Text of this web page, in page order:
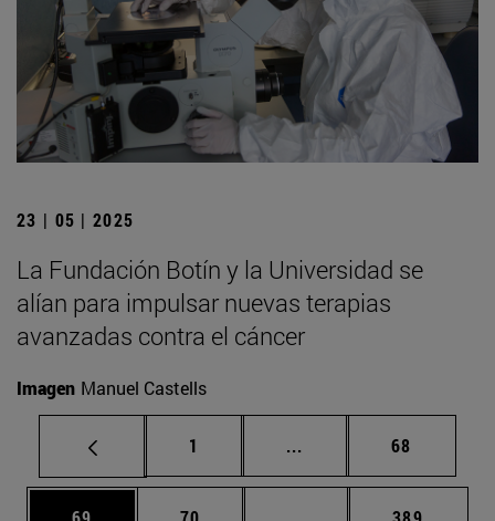
23 | 05 | 2025
La Fundación Botín y la Universidad se
alían para impulsar nuevas terapias
avanzadas contra el cáncer
Imagen Manuel Castells
Página
1 ... Páginas intermedias
Página
68
Página Página Páginas intermedias
Página